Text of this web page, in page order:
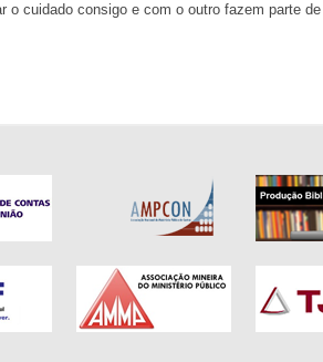
cuidado consigo e com o outro fazem parte